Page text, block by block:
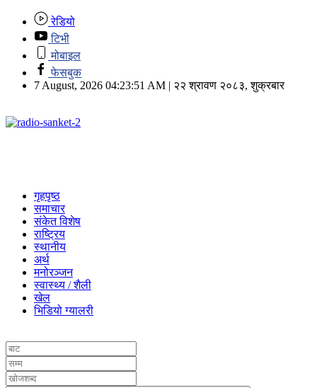
रेडियो
टिभी
मोबाइल
फेसबुक
7 August, 2026 04:23:51 AM | २२ श्रावण २०८३, शुक्रबार
गृहपृष्ठ
समाचार
संकेत विशेष
राष्ट्रिय
स्थानीय
अर्थ
मनोरञ्जन
स्वास्थ्य / शैली
खेल
भिडियो ग्यालरी